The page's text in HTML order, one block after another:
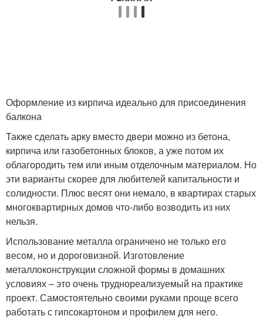
Оформление из кирпича идеально для присоединения
балкона
Также сделать арку вместо двери можно из бетона,
кирпича или газобетонных блоков, а уже потом их
облагородить тем или иным отделочным материалом. Но
эти варианты скорее для любителей капитальности и
солидности. Плюс весят они немало, в квартирах старых
многоквартирных домов что-либо возводить из них
нельзя.
Использование металла ограничено не только его
весом, но и дороговизной. Изготовление
металлоконструкции сложной формы в домашних
условиях – это очень труднореализуемый на практике
проект. Самостоятельно своими руками проще всего
работать с гипсокартоном и профилем для него.